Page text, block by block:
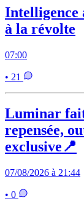
Intelligence
à la révolte
07:00
• 21
Luminar
repensée,
exclusive📍
07/08/2026 à 21:44
• 0